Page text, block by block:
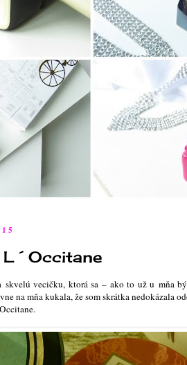
skvelú vecičku, ktorá sa – ako to už u mňa
na mňa kukala, že som skrátka nedokázala